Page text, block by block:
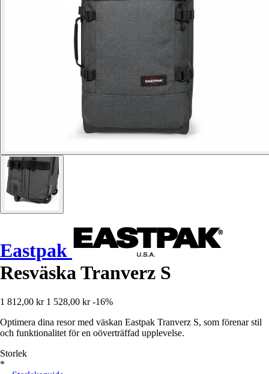
Eastpak
Resväska Tranverz S
1 812,00 kr 1 528,00 kr -16%
Optimera dina resor med väskan Eastpak Tranverz S, som förenar stil
och funktionalitet för en oöverträffad upplevelse.
Storlek
*